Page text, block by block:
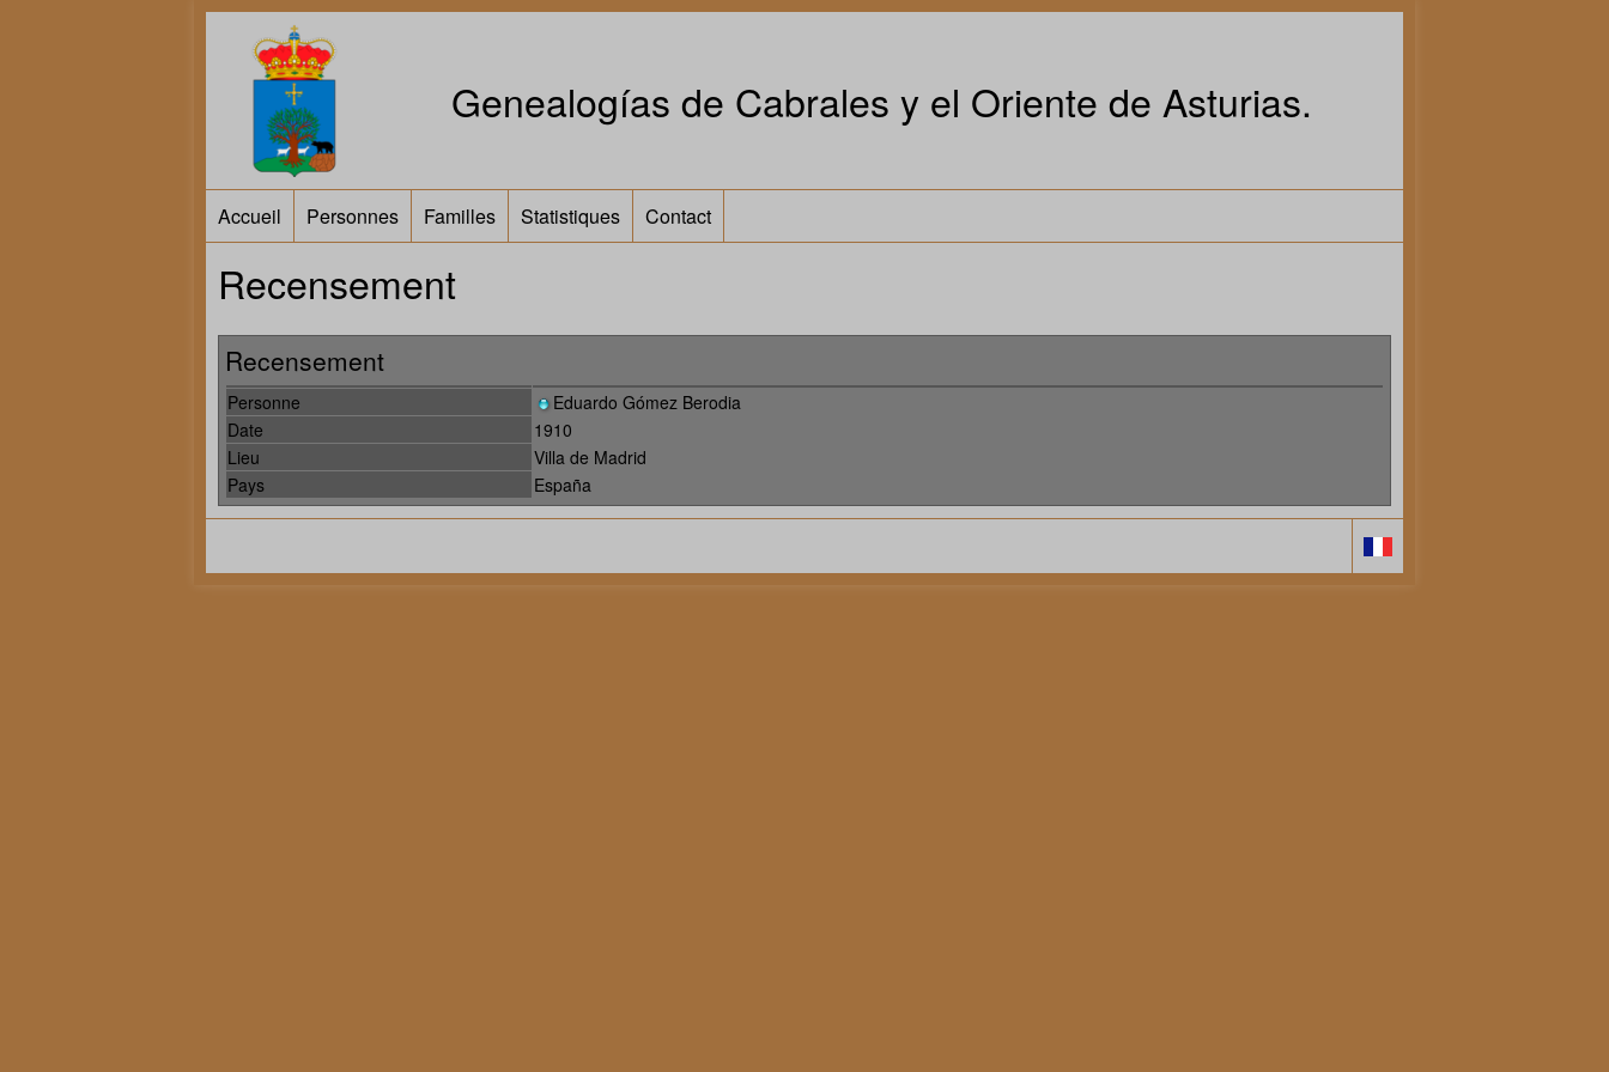
Genealogías de Cabrales y el Oriente de Asturias.
Accueil Personnes Familles Statistiques Contact
Recensement
Recensement
Personne
Eduardo Gómez Berodia
Date
1910
Lieu
Villa de Madrid
Pays
España